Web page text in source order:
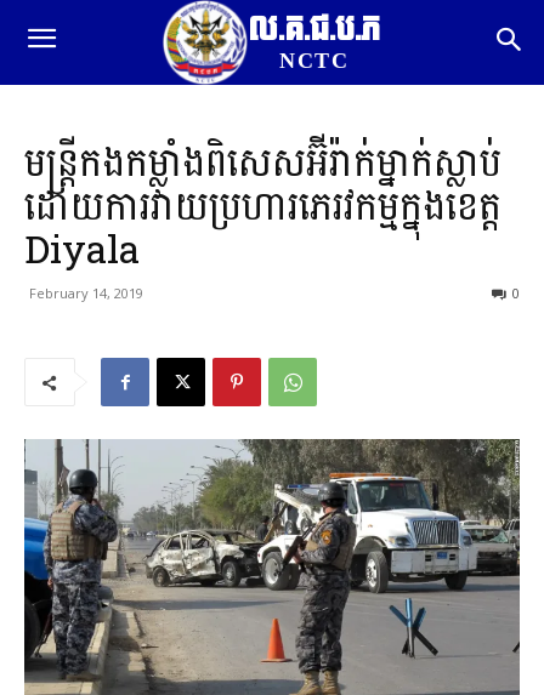
ល.គ.ជ.ប.ភ
NCTC
មន្ត្រីកងកម្លាំងពិសេសអ៊ីរ៉ាក់ម្នាក់ស្លាប់
ដោយការវាយប្រហារភេរវកម្មក្នុងខេត្ត
Diyala
February 14, 2019 0